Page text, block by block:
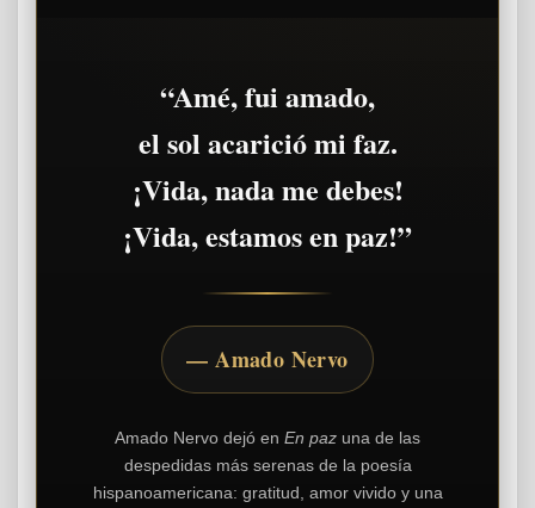
“Amé, fui amado,
el sol acarició mi faz.
¡Vida, nada me debes!
¡Vida, estamos en paz!”
— Amado Nervo
Amado Nervo dejó en En paz una de las
despedidas más serenas de la poesía
hispanoamericana: gratitud, amor vivido y una